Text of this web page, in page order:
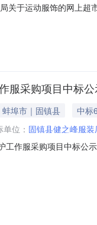
关于运动服饰的网上
交信息交易方式:直接
服采购项目中标
埠市｜固镇县
中标
位： 固镇县健之峰服装
工作服采购项目中标公
各投标单位如有异议，